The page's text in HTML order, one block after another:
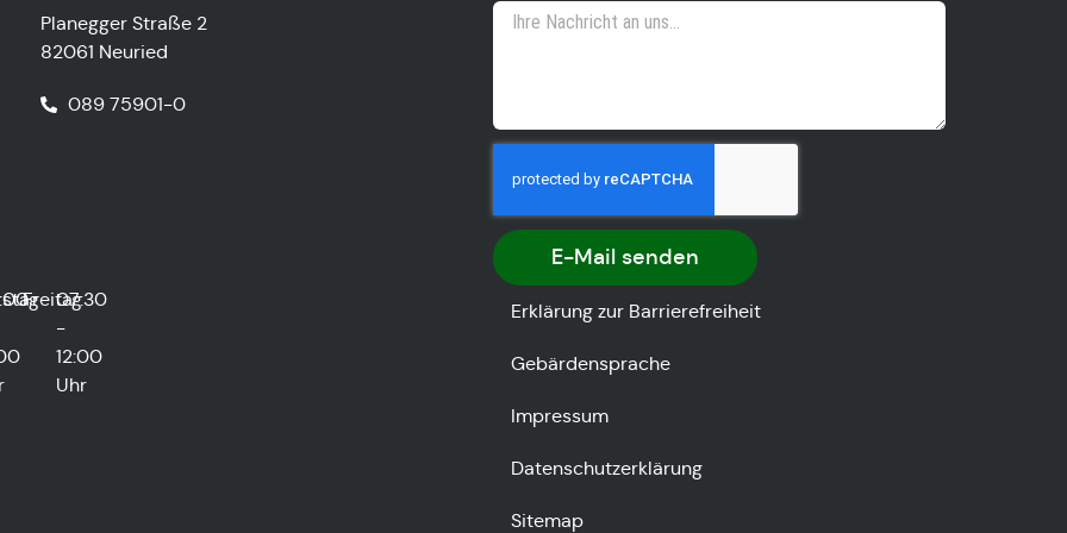
Planegger Straße 2
82061 Neuried
089 75901-0
E-Mail senden
Freitag07:30
-
12:00
Uhr
Erklärung zur Barrierefreiheit
Gebärdensprache
Impressum
Datenschutzerklärung
Sitemap